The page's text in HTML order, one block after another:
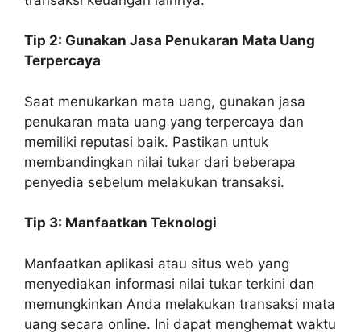
Tip 2: Gunakan Jasa Penukaran Mata Uang
Terpercaya
Saat menukarkan mata uang, gunakan jasa
penukaran mata uang yang terpercaya dan
memiliki reputasi baik. Pastikan untuk
membandingkan nilai tukar dari beberapa
penyedia sebelum melakukan transaksi.
Tip 3: Manfaatkan Teknologi
Manfaatkan aplikasi atau situs web yang
menyediakan informasi nilai tukar terkini dan
memungkinkan Anda melakukan transaksi mata
uang secara online. Ini dapat menghemat waktu